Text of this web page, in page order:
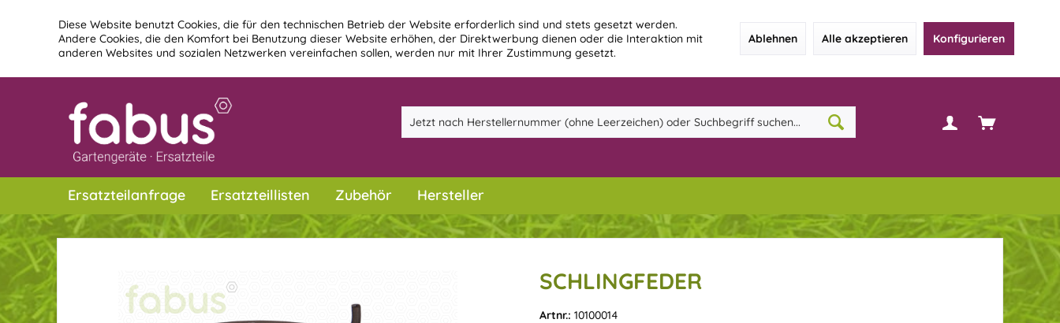
Diese Website benutzt Cookies, die für den technischen Betrieb der Website erforderlich sind und stets gesetzt werden.
Andere Cookies, die den Komfort bei Benutzung dieser Website erhöhen, der Direktwerbung dienen oder die Interaktion mit
anderen Websites und sozialen Netzwerken vereinfachen sollen, werden nur mit Ihrer Zustimmung gesetzt.
Ablehnen Alle akzeptieren Konfigurieren
Ersatzteilanfrage Ersatzteillisten Zubehör Hersteller
SCHLINGFEDER
Artnr.: 10100014